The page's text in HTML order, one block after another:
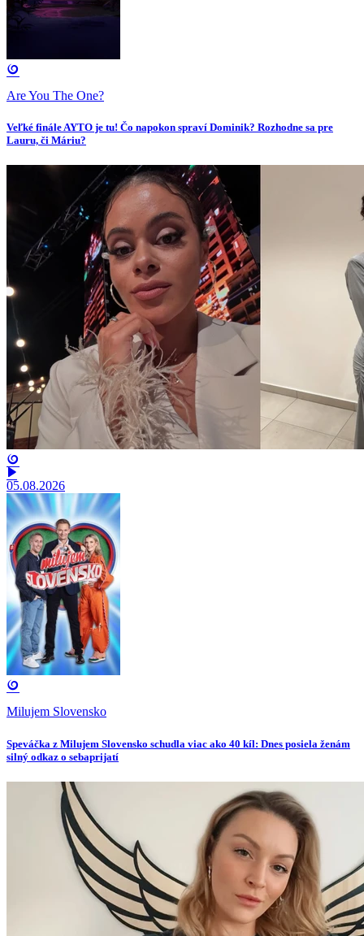
Are You The One?
Veľké finále AYTO je tu! Čo napokon spraví Dominik? Rozhodne sa pre
Lauru, či Máriu?
05.08.2026
Milujem Slovensko
Speváčka z Milujem Slovensko schudla viac ako 40 kíl: Dnes posiela ženám
silný odkaz o sebaprijatí